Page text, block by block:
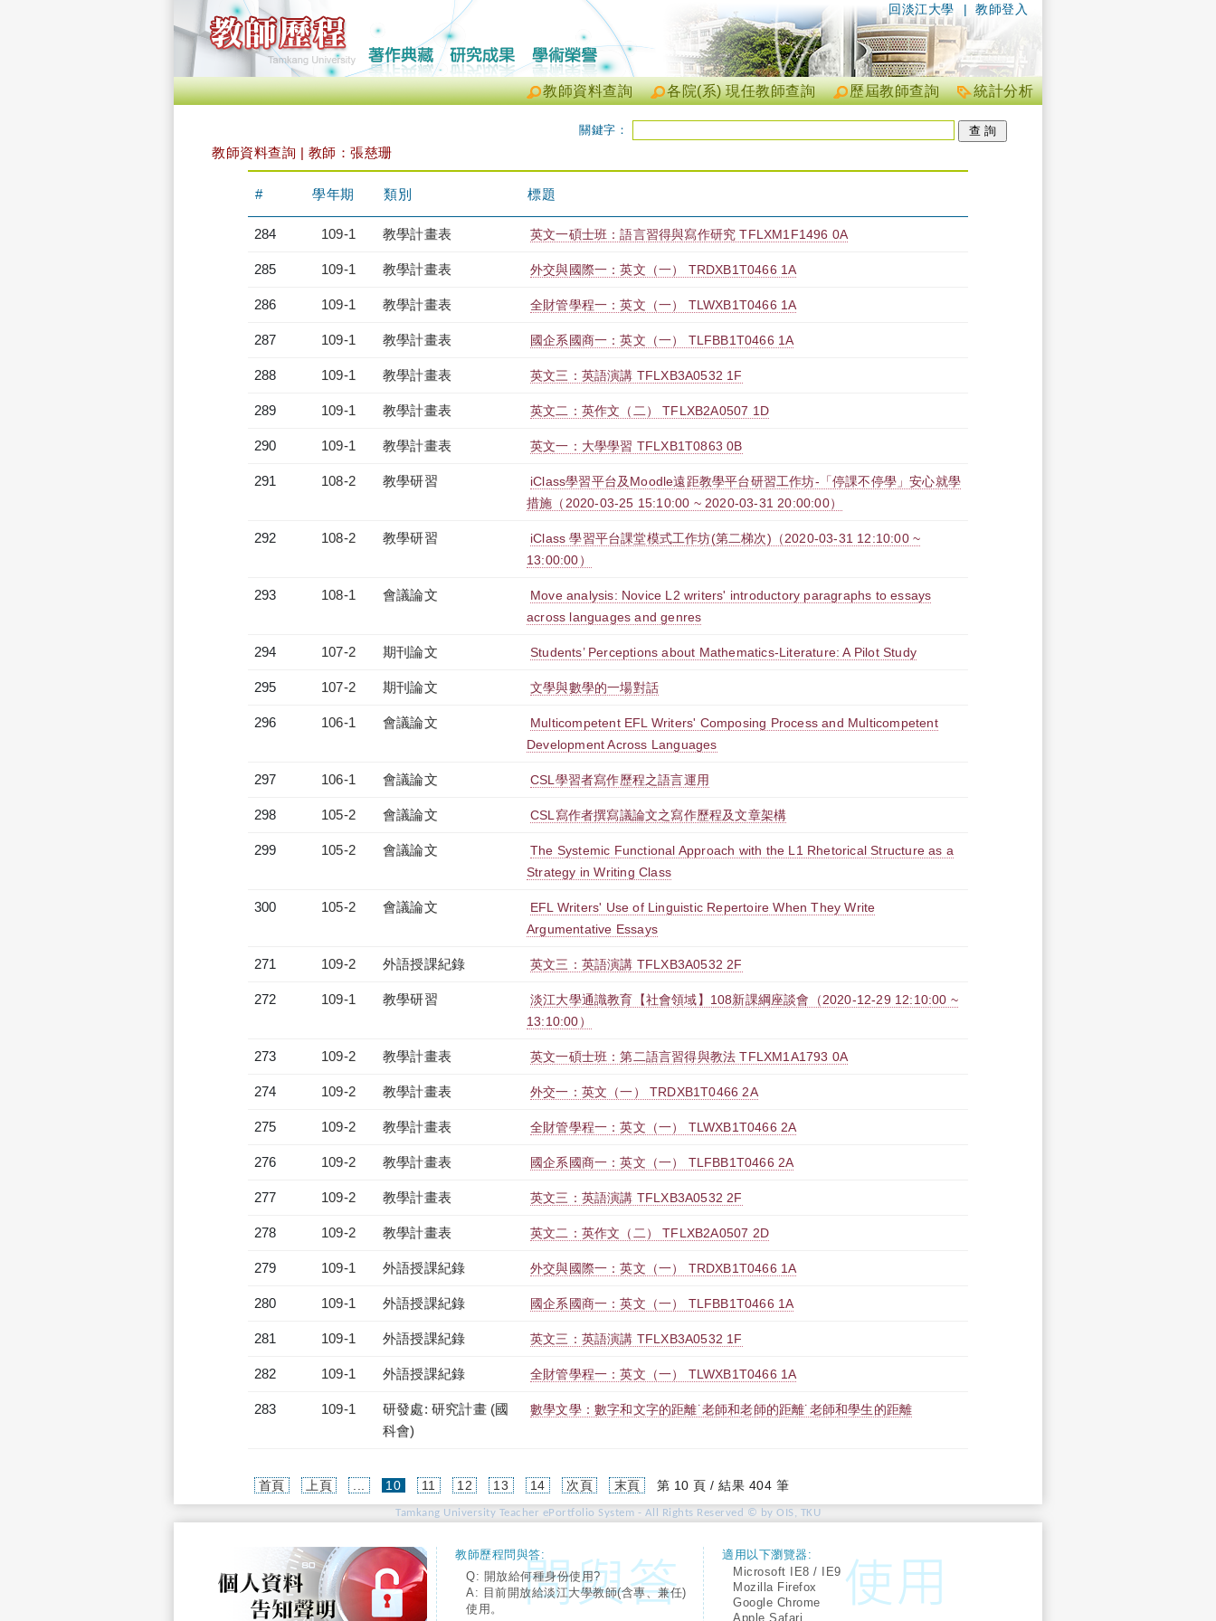
| 教師登入
回淡江大學
統計分析
歷屆教師查詢
各院(系) 現任教師查詢
教師資料查詢
關鍵字：
教師資料查詢 | 教師：張慈珊
# 學年期 類別 標題
284 109-1 教學計畫表 英文一碩士班：語言習得與寫作研究 TFLXM1F1496 0A
285 109-1 教學計畫表 外交與國際一：英文（一） TRDXB1T0466 1A
286 109-1 教學計畫表 全財管學程一：英文（一） TLWXB1T0466 1A
287 109-1 教學計畫表 國企系國商一：英文（一） TLFBB1T0466 1A
288 109-1 教學計畫表 英文三：英語演講 TFLXB3A0532 1F
289 109-1 教學計畫表 英文二：英作文（二） TFLXB2A0507 1D
290 109-1 教學計畫表 英文一：大學學習 TFLXB1T0863 0B
291 108-2 教學研習
iClass學習平台及Moodle遠距教學平台研習工作坊-「停課不停學」安心就學
措施（2020-03-25 15:10:00 ~ 2020-03-31 20:00:00）
292 108-2 教學研習
iClass 學習平台課堂模式工作坊(第二梯次)（2020-03-31 12:10:00 ~
13:00:00）
293 108-1 會議論文
Move analysis: Novice L2 writers' introductory paragraphs to essays
across languages and genres
294 107-2 期刊論文 Students’ Perceptions about Mathematics-Literature: A Pilot Study
295 107-2 期刊論文 文學與數學的一場對話
296 106-1 會議論文
Multicompetent EFL Writers' Composing Process and Multicompetent
Development Across Languages
297 106-1 會議論文 CSL學習者寫作歷程之語言運用
298 105-2 會議論文 CSL寫作者撰寫議論文之寫作歷程及文章架構
299 105-2 會議論文
The Systemic Functional Approach with the L1 Rhetorical Structure as a
Strategy in Writing Class
300 105-2 會議論文
EFL Writers' Use of Linguistic Repertoire When They Write
Argumentative Essays
271 109-2 外語授課紀錄 英文三：英語演講 TFLXB3A0532 2F
272 109-1 教學研習
淡江大學通識教育【社會領域】108新課綱座談會（2020-12-29 12:10:00 ~
13:10:00）
273 109-2 教學計畫表 英文一碩士班：第二語言習得與教法 TFLXM1A1793 0A
274 109-2 教學計畫表 外交一：英文（一） TRDXB1T0466 2A
275 109-2 教學計畫表 全財管學程一：英文（一） TLWXB1T0466 2A
276 109-2 教學計畫表 國企系國商一：英文（一） TLFBB1T0466 2A
277 109-2 教學計畫表 英文三：英語演講 TFLXB3A0532 2F
278 109-2 教學計畫表 英文二：英作文（二） TFLXB2A0507 2D
279 109-1 外語授課紀錄 外交與國際一：英文（一） TRDXB1T0466 1A
280 109-1 外語授課紀錄 國企系國商一：英文（一） TLFBB1T0466 1A
281 109-1 外語授課紀錄 英文三：英語演講 TFLXB3A0532 1F
282 109-1 外語授課紀錄 全財管學程一：英文（一） TLWXB1T0466 1A
283 109-1
研發處: 研究計畫 (國
科會)
數學文學：數字和文字的距離˙老師和老師的距離˙老師和學生的距離
首頁 上頁 10(current)
11 12 13 14 次頁 末頁 第 10 頁 / 結果 404 筆
Tamkang University Teacher ePortfolio System - All Rights Reserved © by OIS, TKU
教師歷程問與答:
Q: 開放給何種身份使用?
A: 目前開放給淡江大學教師(含專、兼任)
使用。
適用以下瀏覽器:
Microsoft IE8 / IE9
Mozilla Firefox
Google Chrome
Apple Safari